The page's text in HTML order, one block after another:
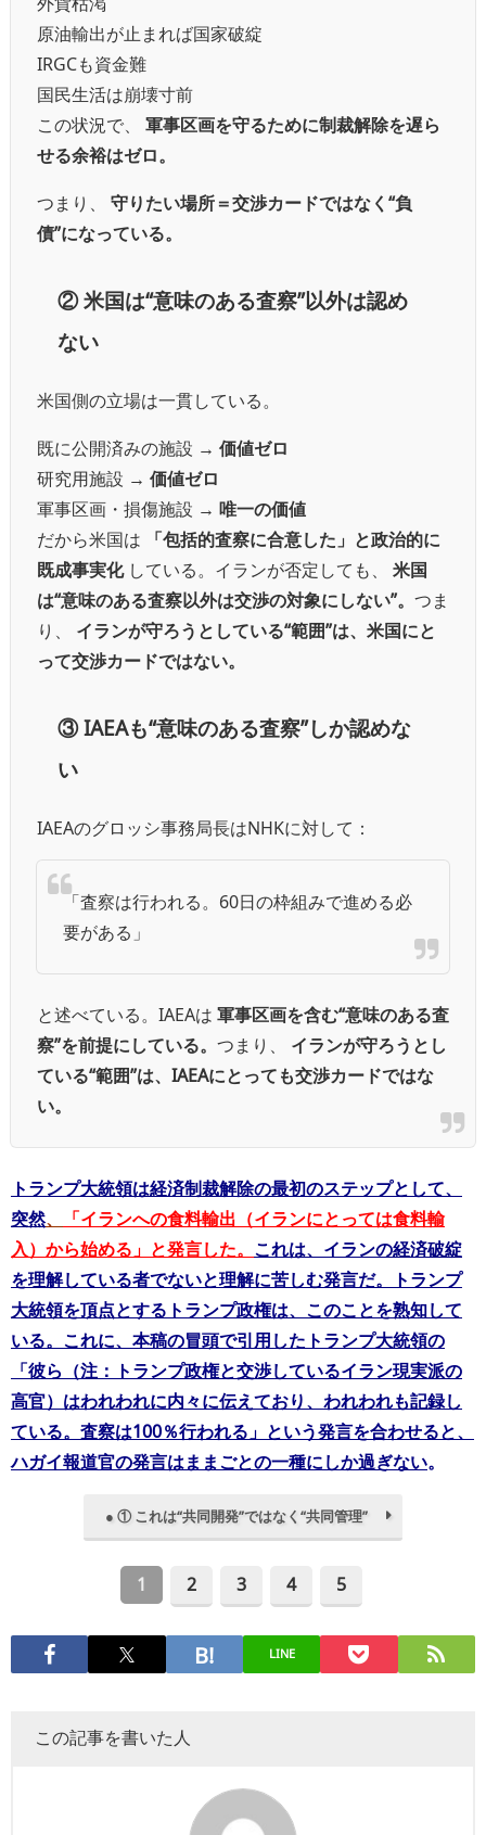
原油輸出が止まれば国家破綻
IRGCも資金難
国民生活は崩壊寸前
この状況で、 軍事区画を守るために制裁解除を遅ら
せる余裕はゼロ。
つまり、 守りたい場所＝交渉カードではなく“負
債”になっている。
②米国は“意味のある査察”以外は認め
ない
米国側の立場は一貫している。
既に公開済みの施設 → 価値ゼロ
研究用施設 → 価値ゼロ
軍事区画・損傷施設 → 唯一の価値
だから米国は
「包括的査察に合意した」と政治的に
既成事実化している。 イランが否定しても、 米国
は“意味のある査察以外は交渉の対象にしない”。 つま
り、 イランが守ろうとしている“範囲”は、米国にと
って交渉カードではない。
③IAEAも“意味のある査察”しか認めな
い
IAEAのグロッシ事務局長はNHKに対して：
「査察は行われる。60日の枠組みで進める必
要がある」
と述べている。 IAEAは 軍事区画を含む“意味のある査
察”を前提にしている。 つまり、 イランが守ろうとし
ている“範囲”は、IAEAにとっても交渉カードではな
い。
トランプ大統領は経済制裁解除の最初のステップとして、
突然、
「イランへの食料輸出（イランにとっては食料輸
入）から始める」と発言した。 これは、イランの経済破綻
を理解している者でないと理解に苦しむ発言だ。トランプ
大統領を頂点とするトランプ政権は、このことを熟知して
いる。これに、本稿の冒頭で引用したトランプ大統領の
「彼ら（注：トランプ政権と交渉しているイラン現実派の
高官）はわれわれに内々に伝えており、われわれも記録し
ている。査察は100％行われる」という発言を合わせると、
ハガイ報道官の発言はままごとの一種にしか過ぎない。
● ① これは“共同開発”ではなく“共同管理”
1 2 3 4 5
LINE
この記事を書いた人